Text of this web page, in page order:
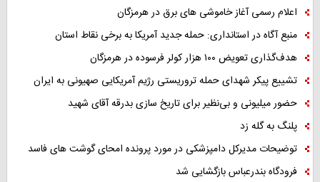
اعلام رسمی آغاز خاموشی های برق در هرمزگان
منبع آگاه در استانداری: حمله جدید آمریکا به برخی نقاط استان
هدف‌گذاری تعویض ۱۰۰ هزار کولر فرسوده در هرمزگان
تشییع پیکر شهدای حمله تروریستی رژیم آمریکایی صهیونی به ایران
حضور میلیونی و بی‌نظیر برای تاریخ سازی بدرقه آقای شهید
پلنگ به گله زد
توضیحات مدیرکل دامپزشکی در مورد پرونده امحای گوشت های فاسد
فرودگاه بندرعباس بازگشایی شد